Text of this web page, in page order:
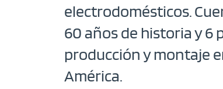
electrodomésticos.
60 años de historia y 6
producción y montaje
América.